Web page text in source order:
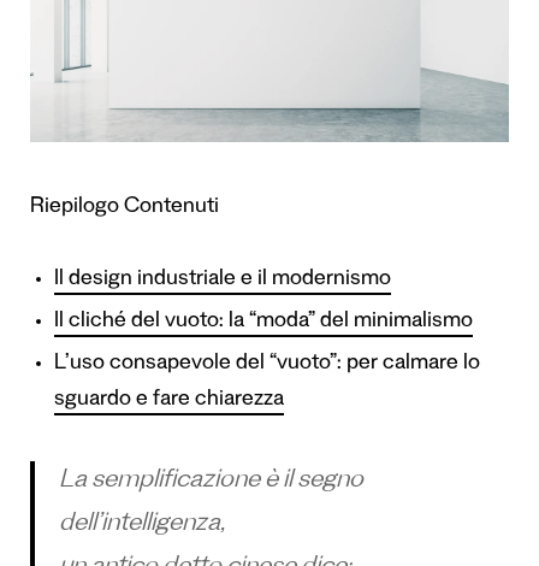
Riepilogo Contenuti
Il design industriale e il modernismo
Il cliché del vuoto: la “moda” del minimalismo
L’uso consapevole del “vuoto”: per calmare lo
sguardo e fare chiarezza
La semplificazione è il segno
dell’intelligenza,